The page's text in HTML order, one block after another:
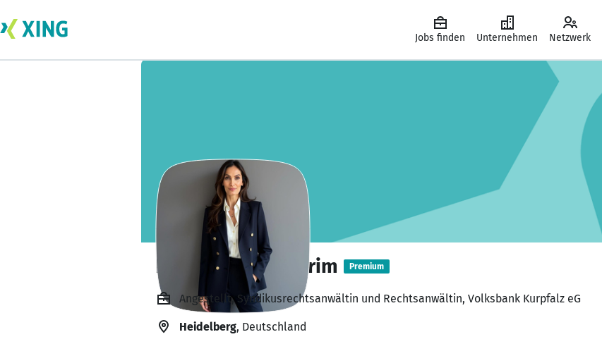
Jobs finden Unternehmen Netzwerk
Emel Kus-Özyildirim Premium
Angestellt, Syndikusrechtsanwältin und Rechtsanwältin, Volksbank Kurpfalz eG
Heidelberg, Deutschland